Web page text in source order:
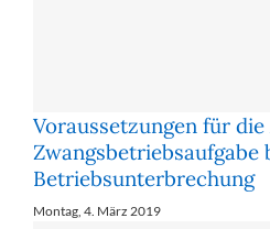
Voraussetzungen für
Zwangsbetriebsaufgabe
Betriebsunterbrechung
Montag, 4. März 2019